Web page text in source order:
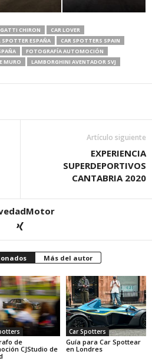
CHIRON
CAR LOVER
SPOTTER ESPAÑA
CAR SPOTTERS SPAIN
FOTOGRAFÍA AUTOMOCIÓN
MURO
LAMBORGHINI AVENTADOR SVJ
Artículo siguiente
EXPERIENCIA
SUPERDEPORTIVOS
CANTABRIA 2020
Más del autor
de
CJStudio de
Car Spotters
Guía para Car Spottear
en Londres